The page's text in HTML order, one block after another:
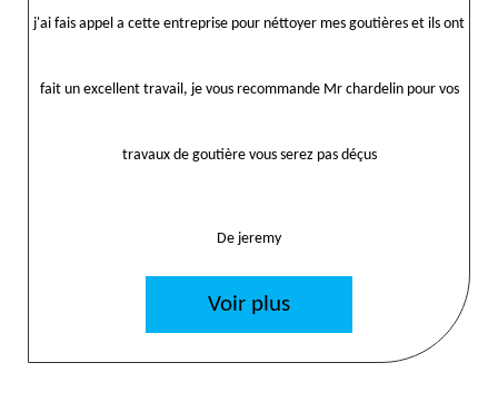
j'ai fais appel a cette entreprise pour néttoyer mes goutières et ils ont
fait un excellent travail, je vous recommande Mr chardelin pour vos
travaux de goutière vous serez pas déçus
De jeremy
Voir plus